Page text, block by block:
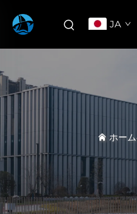
JA
ホー